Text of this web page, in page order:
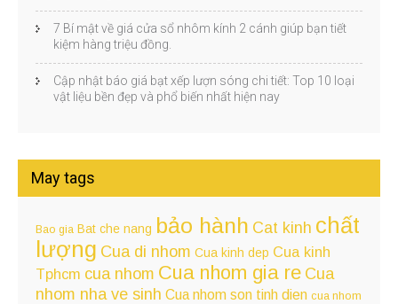
7 Bí mật về giá cửa sổ nhôm kính 2 cánh giúp bạn tiết
kiệm hàng triệu đồng.
Cập nhật báo giá bạt xếp lượn sóng chi tiết: Top 10 loại
vật liệu bền đẹp và phổ biến nhất hiện nay
May tags
Bao gia Bat che nang bảo hành Cat kinh chất
lượng Cua di nhom Cua kinh dep Cua kinh
Tphcm cua nhom Cua nhom gia re Cua
nhom nha ve sinh Cua nhom son tinh dien cua nhom